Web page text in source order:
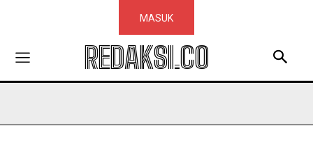
MASUK
REDAKSI.CO